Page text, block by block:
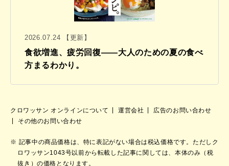
2026.07.24 【更新】
食欲増進、疲労回復——大人のための夏の食べ
方まるわかり。
クロワッサン オンラインについて 運営会社
広告のお問い合わせ
その他のお問い合わせ
記事中の商品価格は、特に表記がない場合は税込価格です。ただしク
ロワッサン1043号以前から転載した記事に関しては、本体のみ（税
抜き）の価格となります。